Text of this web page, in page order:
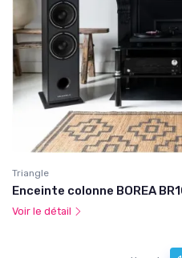
Triangle
Enceinte colonne BOREA
Voir le détail